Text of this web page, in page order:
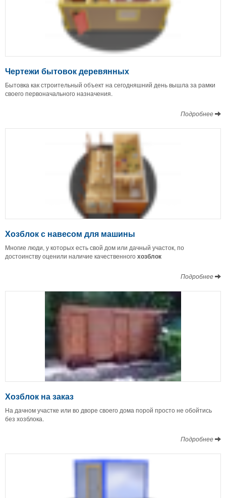
Чертежи бытовок деревянных
Бытовка как строительный объект на сегодняшний день вышла за рамки
своего первоначального назначения.
Подробнее
Хозблок с навесом для машины
Многие люди, у которых есть свой дом или дачный участок, по
достоинству оценили наличие качественногохозблок
Подробнее
Хозблок на заказ
На дачном участке или во дворе своего дома порой просто не обойтись
без хозблока.
Подробнее